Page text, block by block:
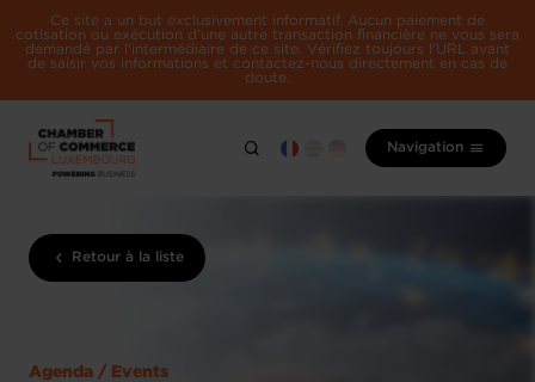
Ce site a un but exclusivement informatif. Aucun paiement de
cotisation ou exécution d'une autre transaction financière ne vous sera
demandé par l'intermédiaire de ce site. Vérifiez toujours l'URL avant
de saisir vos informations et contactez-nous directement en cas de
doute.
Navigation
Retour à la liste
Agenda / Events